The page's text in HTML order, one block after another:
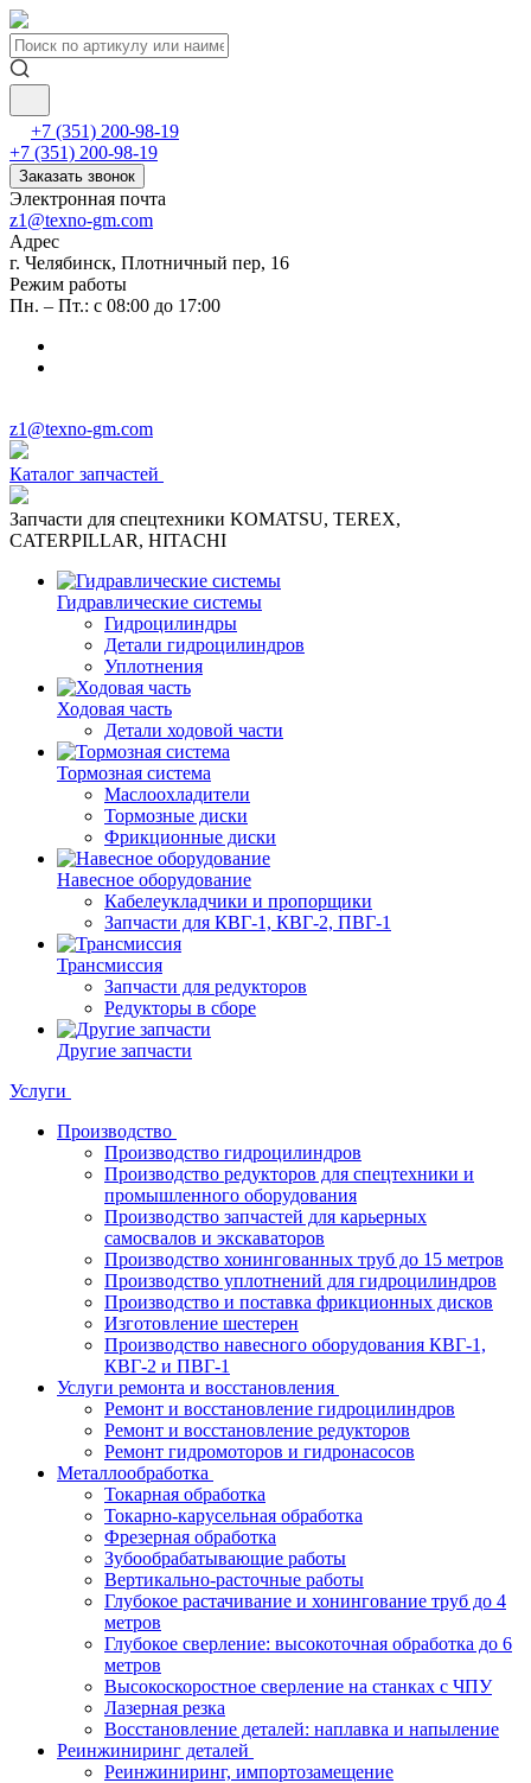
+7 (351) 200-98-19
+7 (351) 200-98-19
Заказать звонок
Электронная почта
z1@texno-gm.com
Адрес
г. Челябинск, Плотничный пер, 16
Режим работы
Пн. – Пт.: с 08:00 до 17:00
z1@texno-gm.com
Каталог запчастей
Запчасти для спецтехники KOMATSU, TEREX,
CATERPILLAR, HITACHI
Гидравлические системы
Гидроцилиндры
Детали гидроцилиндров
Уплотнения
Ходовая часть
Детали ходовой части
Тормозная система
Маслоохладители
Тормозные диски
Фрикционные диски
Навесное оборудование
Кабелеукладчики и пропорщики
Запчасти для КВГ-1, КВГ-2, ПВГ-1
Трансмиссия
Запчасти для редукторов
Редукторы в сборе
Другие запчасти
Услуги
Производство
Производство гидроцилиндров
Производство редукторов для спецтехники и
промышленного оборудования
Производство запчастей для карьерных
самосвалов и экскаваторов
Производство хонингованных труб до 15 метров
Производство уплотнений для гидроцилиндров
Производство и поставка фрикционных дисков
Изготовление шестерен
Производство навесного оборудования КВГ-1,
КВГ-2 и ПВГ-1
Услуги ремонта и восстановления
Ремонт и восстановление гидроцилиндров
Ремонт и восстановление редукторов
Ремонт гидромоторов и гидронасосов
Металлообработка
Токарная обработка
Токарно-карусельная обработка
Фрезерная обработка
Зубообрабатывающие работы
Вертикально-расточные работы
Глубокое растачивание и хонингование труб до 4
метров
Глубокое сверление: высокоточная обработка до 6
метров
Высокоскоростное сверление на станках с ЧПУ
Лазерная резка
Восстановление деталей: наплавка и напыление
Реинжиниринг деталей
Реинжиниринг, импортозамещение